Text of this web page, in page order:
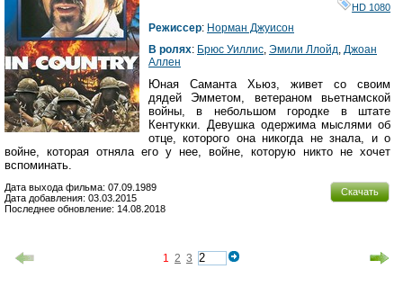
HD 1080
Режиссер: Норман Джуисон
В ролях: Брюс Уиллис, Эмили Ллойд, Джоан
Аллен
Юная Саманта Хьюз, живет со своим
дядей Эмметом, ветераном вьетнамской
войны, в небольшом городке в штате
Кентукки. Девушка одержима мыслями об
отце, которого она никогда не знала, и о
войне, которая отняла его у нее, войне, которую никто не хочет
вспоминать.
Скачать
Дата выхода фильма: 07.09.1989
Дата добавления: 03.03.2015
Последнее обновление: 14.08.2018
1 2 3